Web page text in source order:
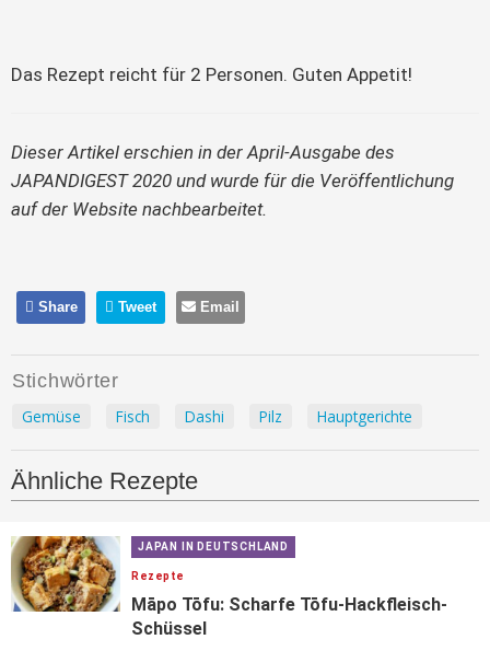
Das Rezept reicht für 2 Personen. Guten Appetit!
Dieser Artikel erschien in derApril-Ausgabe des
JAPANDIGEST 2020 und wurde für die Veröffentlichung
auf der Website nachbearbeitet.
Share Tweet Email
Stichwörter
Gemüse Fisch Dashi Pilz Hauptgerichte
Ähnliche Rezepte
JAPAN IN DEUTSCHLAND
Rezepte
Māpo Tōfu: Scharfe Tōfu-Hackfleisch-
Schüssel